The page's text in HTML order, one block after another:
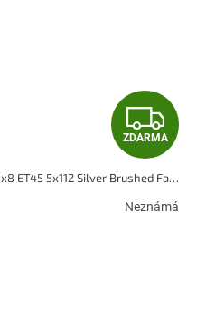
Z
D
A
ZDARMA
Alu kola Japan Racing JR36 18x8 ET45 5x112 Silver Brushed Face
Neznámá